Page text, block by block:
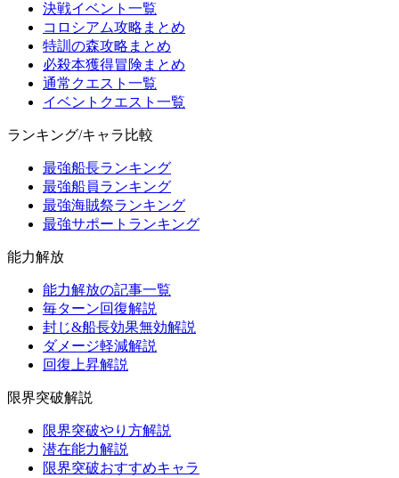
決戦イベント一覧
コロシアム攻略まとめ
特訓の森攻略まとめ
必殺本獲得冒険まとめ
通常クエスト一覧
イベントクエスト一覧
ランキング/キャラ比較
最強船長ランキング
最強船員ランキング
最強海賊祭ランキング
最強サポートランキング
能力解放
能力解放の記事一覧
毎ターン回復解説
封じ&船長効果無効解説
ダメージ軽減解説
回復上昇解説
限界突破解説
限界突破やり方解説
潜在能力解説
限界突破おすすめキャラ